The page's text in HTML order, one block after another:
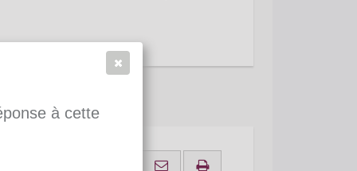
à cette